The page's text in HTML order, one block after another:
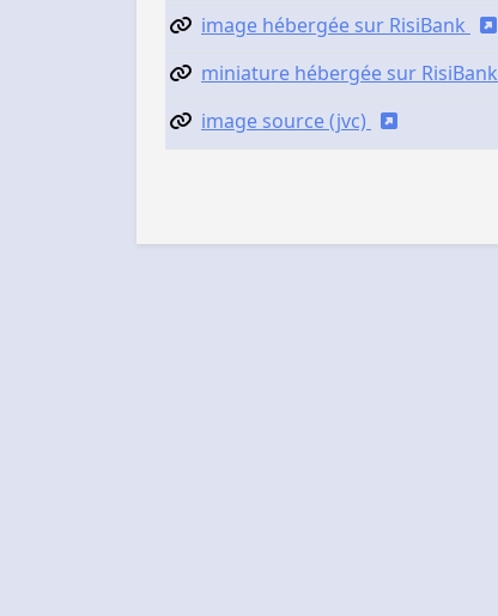
image hébergée sur RisiBank
miniature hébergée sur RisiBank
image source (jvc)